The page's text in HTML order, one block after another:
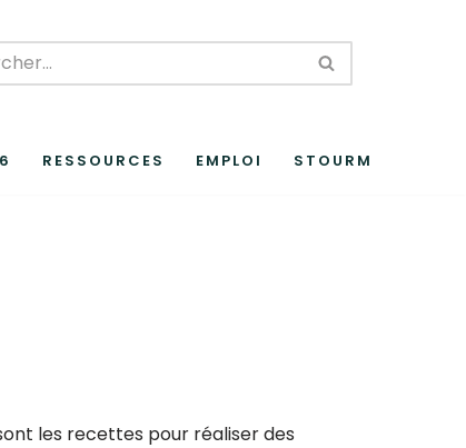
RESSOURCES EMPLOI STOURM
les recettes pour réaliser des